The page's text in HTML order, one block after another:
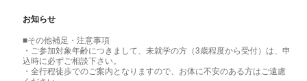
お知らせ
■その他補足・注意事項
・ご参加対象年齢につきまして、未就学の方（3歳程度から受付）は、申
込時に必ずご相談下さい。
・全行程徒歩でのご案内となりますので、お体に不安のある方はご遠慮